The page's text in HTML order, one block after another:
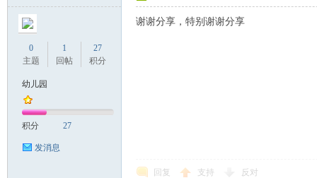
0
主题
1
回帖
27
积分
幼儿园
积分 27
发消息
谢谢分享，特别谢谢分享
回复 支持 反对